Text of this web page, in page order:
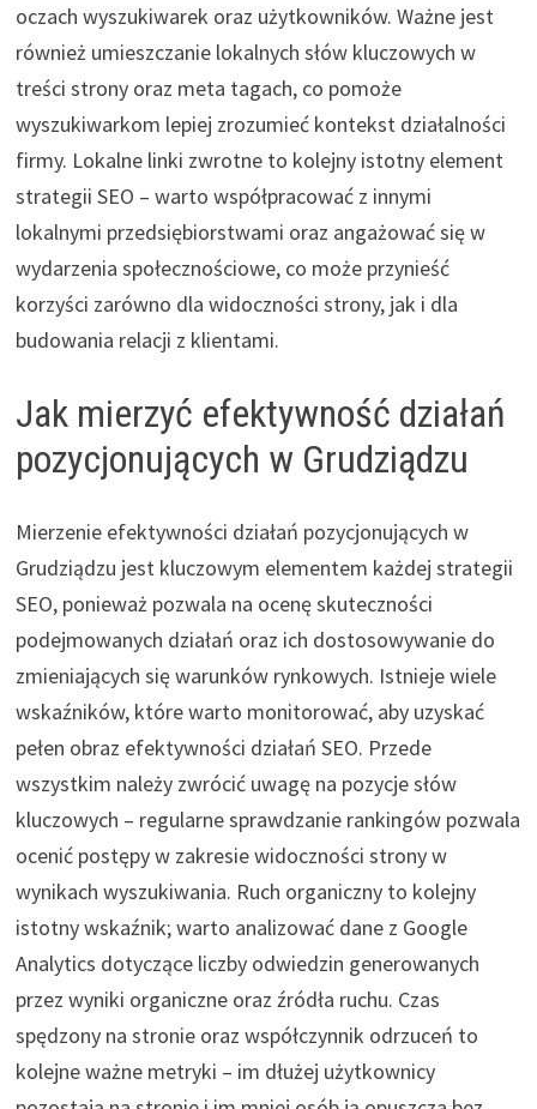
oczach wyszukiwarek oraz użytkowników. Ważne jest
również umieszczanie lokalnych słów kluczowych w
treści strony oraz meta tagach, co pomoże
wyszukiwarkom lepiej zrozumieć kontekst działalności
firmy. Lokalne linki zwrotne to kolejny istotny element
strategii SEO – warto współpracować z innymi
lokalnymi przedsiębiorstwami oraz angażować się w
wydarzenia społecznościowe, co może przynieść
korzyści zarówno dla widoczności strony, jak i dla
budowania relacji z klientami.
Jak mierzyć efektywność działań
pozycjonujących w Grudziądzu
Mierzenie efektywności działań pozycjonujących w
Grudziądzu jest kluczowym elementem każdej strategii
SEO, ponieważ pozwala na ocenę skuteczności
podejmowanych działań oraz ich dostosowywanie do
zmieniających się warunków rynkowych. Istnieje wiele
wskaźników, które warto monitorować, aby uzyskać
pełen obraz efektywności działań SEO. Przede
wszystkim należy zwrócić uwagę na pozycje słów
kluczowych – regularne sprawdzanie rankingów pozwala
ocenić postępy w zakresie widoczności strony w
wynikach wyszukiwania. Ruch organiczny to kolejny
istotny wskaźnik; warto analizować dane z Google
Analytics dotyczące liczby odwiedzin generowanych
przez wyniki organiczne oraz źródła ruchu. Czas
spędzony na stronie oraz współczynnik odrzuceń to
kolejne ważne metryki – im dłużej użytkownicy